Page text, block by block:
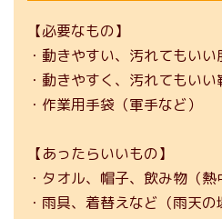
【必要なもの】
・動きやすい、汚れてもいい
・動きやすく、汚れてもいい
・作業用手袋（軍手など）
【あったらいいもの】
・タオル、帽子、飲み物（熱
・雨具、着替えなど（雨天の